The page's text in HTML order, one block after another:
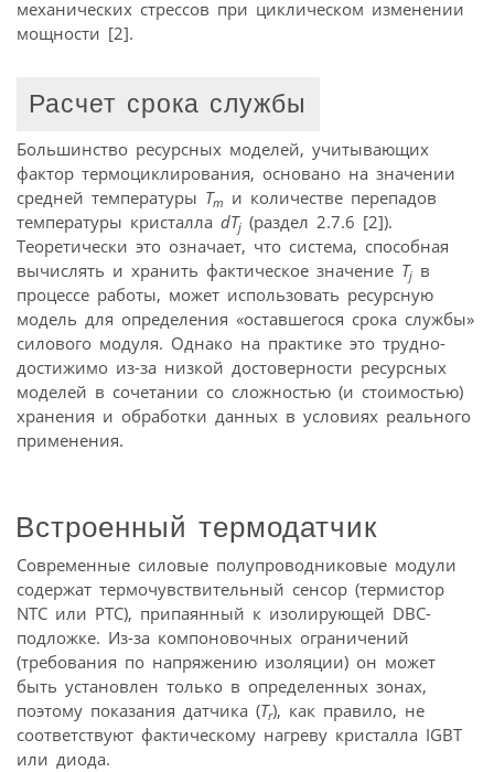
механических стрессов при циклическом изменении
мощности [2].
Расчет срока службы
Большинство ресурсных моделей, учитывающих
фактор термоциклирования, основано на значении
средней температуры Tm и количестве перепадов
температуры кристалла dTj (раздел 2.7.6 [2]).
Теоретически это означает, что система, способная
вычислять и хранить фактическое значение Tj в
процессе работы, может использовать ресурсную
модель для определения «оставшегося срока службы»
силового модуля. Однако на практике это трудно­
достижимо из-за низкой достоверности ресурсных
моделей в сочетании со сложностью (и стоимостью)
хранения и обработки данных в условиях реального
применения.
Встроенный термодатчик
Современные силовые полупроводниковые модули
содержат термочувствительный сенсор (термистор
NTC или PTC), припаянный к изолирующей DBC-
подложке. Из-за компоновочных ограничений
(требования по напряжению изоляции) он может
быть установлен только в определенных зонах,
поэтому показания датчика (Tr), как правило, не
соответствуют фактическому нагреву кристалла IGBT
или диода.